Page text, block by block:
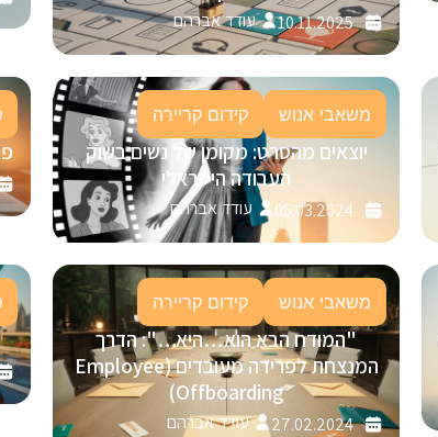
10.11.2025 עודד אברהם
משאבי אנוש קידום קריירה
יוצאים מהסרט: מקומן של נשים בשוק
העבודה הישראלי
05.03.2024 עודד אברהם
משאבי אנוש קידום קריירה
"המודח הבא הוא…היא…": הדרך
המנצחת לפרידה מעובדים (Employee
Offboarding)
27.02.2024 עודד אברהם